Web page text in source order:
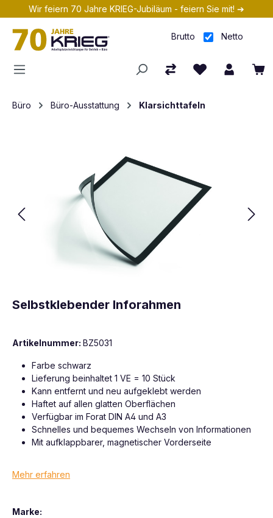
Zum Hauptinhalt springen
Wir feiern 70 Jahre KRIEG-Jubiläum - feiern Sie mit! ➔
Brutto Netto
Büro Büro-Ausstattung Klarsichttafeln
Selbstklebender Inforahmen
Artikelnummer: BZ5031
Farbe schwarz
Lieferung beinhaltet 1 VE = 10 Stück
Kann entfernt und neu aufgeklebt werden
Haftet auf allen glatten Oberflächen
Verfügbar im Forat DIN A4 und A3
Schnelles und bequemes Wechseln von Informationen
Mit aufklappbarer, magnetischer Vorderseite
Mehr erfahren
Marke: